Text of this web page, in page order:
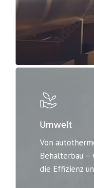
Umwelt
Von
Behälterbau –
die Effizienz